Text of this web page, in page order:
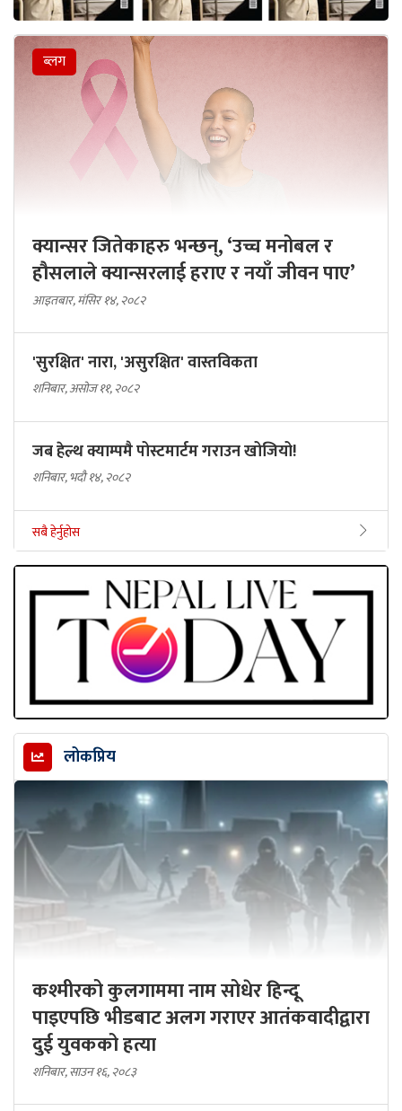
ब्लग
क्यान्सर जितेकाहरु भन्छन्, ‘उच्च मनोबल र
हौसलाले क्यान्सरलाई हराए र नयाँ जीवन पाए’
आइतबार, मंसिर १४, २०८२
'सुरक्षित' नारा, 'असुरक्षित' वास्तविकता
शनिबार, असोज ११, २०८२
जब हेल्थ क्याम्पमै पोस्टमार्टम गराउन खोजियो!
शनिबार, भदौ १४, २०८२
सबै हेर्नुहोस
लोकप्रिय
कश्मीरको कुलगाममा नाम सोधेर हिन्दू
पाइएपछि भीडबाट अलग गराएर आतंकवादीद्वारा
दुई युवकको हत्या
शनिबार, साउन १६, २०८३